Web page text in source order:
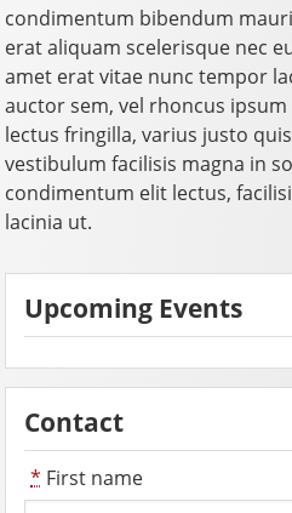
condimentum bibendum
erat aliquam scelerisque nec
amet erat vitae nunc tempor
auctor sem, vel rhoncus
lectus fringilla, varius justo
vestibulum facilisis magna in
condimentum elit lectus,
lacinia ut.
Upcoming Events
Contact
* First name